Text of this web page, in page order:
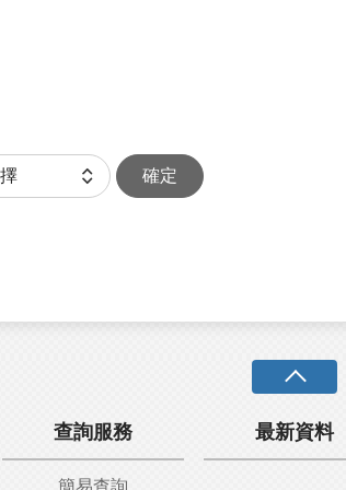
確定
查詢服務 最新資料